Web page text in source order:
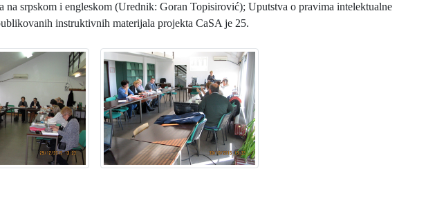
srpskom i engleskom (Urednik: Goran Topisirović); Uputstva o pravima intelektualne
instruktivnih materijala projekta CaSA je 25.